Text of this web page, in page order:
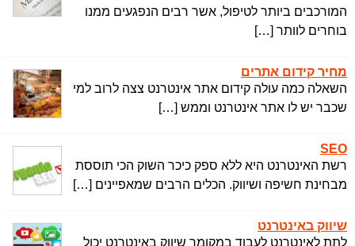
המורכבים ביותר לטיפול, אשר רבים הנפגעים ממנו
בוחרים לוותר […]
מחיר קידום אתרים
השאלה כמה עולה קידום אתר אינטרנט צצה לרוב למי
שכבר יש לו אתר אינטרנט וממש […]
SEO
רשת האינטרנט היא ללא ספק כיכר השוק הכי תוססת
מבחינת חשיפה ושיווק. הכלים הרבים שמאפיינים […]
שיווק באינטרנט
לתת לאינטרנט לעבוד במקומך שיווק באינטרנט יכול